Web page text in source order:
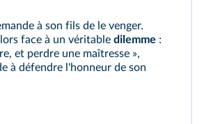
à son fils de le venger.
face à un véritable dilemme :
et perdre une maîtresse »,
à défendre l'honneur de son